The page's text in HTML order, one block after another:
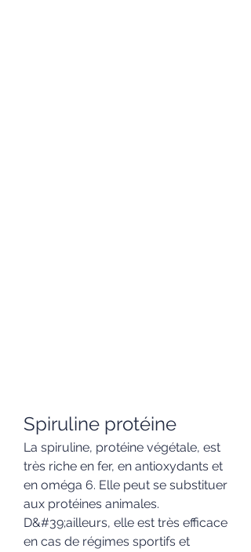
Spiruline protéine
La spiruline, protéine végétale, est
très riche en fer, en antioxydants et
en oméga 6. Elle peut se substituer
aux protéines animales.
D&#39;ailleurs, elle est très efficace
en cas de régimes sportifs et